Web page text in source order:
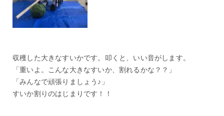
収穫した大きなすいかです。叩くと、いい音がします。
「重いよ。こんな大きなすいか、割れるかな？？」
「みんなで頑張りましょう♪」
すいか割りのはじまりです！！